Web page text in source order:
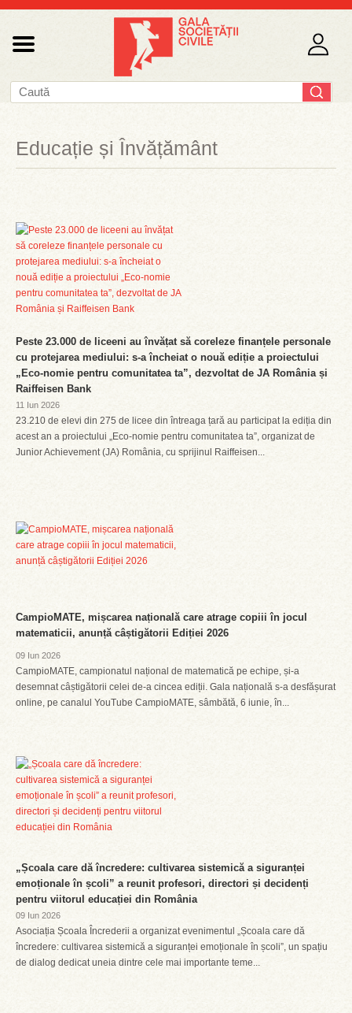
Educație și Învățământ
Peste 23.000 de liceeni au învățat să coreleze finanțele personale
cu protejarea mediului: s-a încheiat o nouă ediție a proiectului
„Eco-nomie pentru comunitatea ta”, dezvoltat de JA România și
Raiffeisen Bank
11 Iun 2026
23.210 de elevi din 275 de licee din întreaga țară au participat la ediția din
acest an a proiectului „Eco-nomie pentru comunitatea ta”, organizat de
Junior Achievement (JA) România, cu sprijinul Raiffeisen...
CampioMATE, mișcarea națională care atrage copiii în jocul
matematicii, anunță câștigătorii Ediției 2026
09 Iun 2026
CampioMATE, campionatul național de matematică pe echipe, și-a
desemnat câștigătorii celei de-a cincea ediții. Gala națională s-a desfășurat
online, pe canalul YouTube CampioMATE, sâmbătă, 6 iunie, în...
„Școala care dă încredere: cultivarea sistemică a siguranței
emoționale în școli” a reunit profesori, directori și decidenți
pentru viitorul educației din România
09 Iun 2026
Asociația Școala Încrederii a organizat evenimentul „Școala care dă
încredere: cultivarea sistemică a siguranței emoționale în școli”, un spațiu
de dialog dedicat uneia dintre cele mai importante teme...